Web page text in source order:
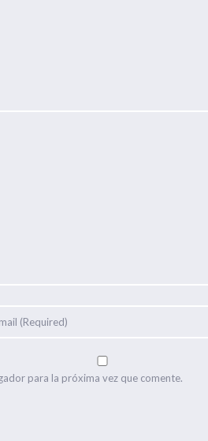
para la próxima vez que comente.